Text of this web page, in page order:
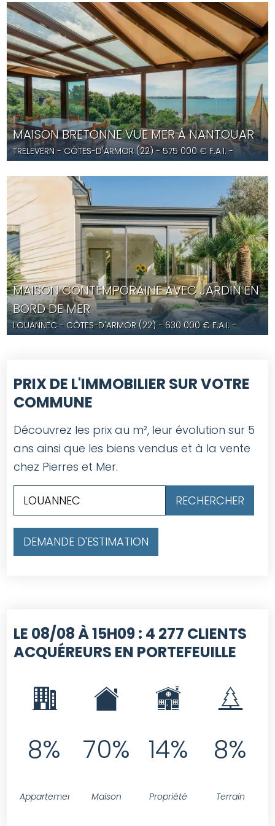
MAISON BRETONNE VUE MER À NANTOUAR
TRELEVERN- CÔTES-D'ARMOR (22) - 575 000€ F.A.I.-
YD5679
MAISON CONTEMPORAINE AVEC JARDIN EN
BORD DE MER
LOUANNEC - CÔTES-D'ARMOR (22) -630 000€ F.A.I.-
YD5620
PRIX DE L'IMMOBILIER SUR VOTRE
COMMUNE
Découvrez les prix au m², leur évolution sur 5
ans ainsi que les biens vendus et à la vente
chez Pierres et Mer.
DEMANDE D'ESTIMATION
LE 08/08 À 15H09 : 4 277 CLIENTS
ACQUÉREURS EN PORTEFEUILLE
8%
Appartement
70%
Maison
14%
Propriété
8%
Terrain